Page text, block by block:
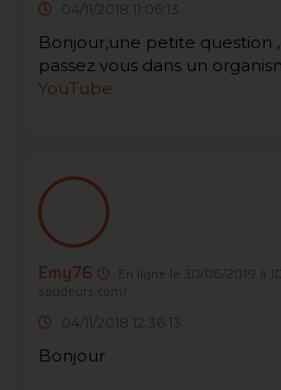
04/11/2018 11:06:13
Bonjour,une petite question
passez vous dans un
YouTube
Emy76 En ligne le 30/06/2019 à
soudeurs.com)
04/11/2018 12:36:13
Bonjour